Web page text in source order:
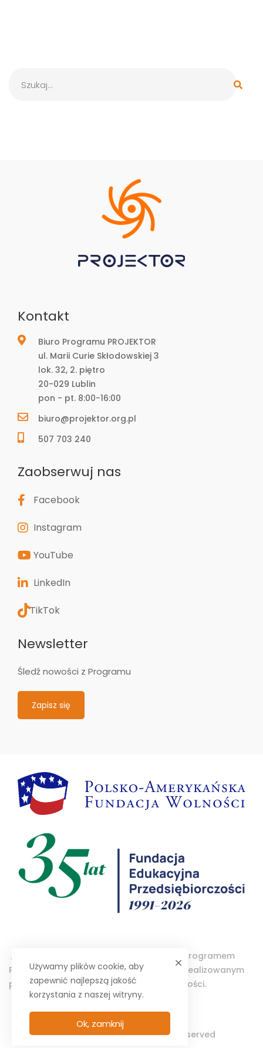
Kontakt
Biuro Programu PROJEKTOR
ul. Marii Curie Skłodowskiej 3
lok. 32, 2. piętro
20-029 Lublin
pon - pt. 8:00-16:00
biuro@projektor.org.pl
507 703 240
Zaobserwuj nas
Facebook
Instagram
YouTube
LinkedIn
TikTok
Newsletter
Śledź nowości z Programu
Zapisz się
„Projektor – Wolontariat Studencki” jest programem
Polsko-Amerykańskiej Fundacji Wolności realizowanym
przez Fundację Edukacyjną Przedsiębiorczości.
© 2025 PROJEKTOR. All Rights Reserved
Używamy plików cookie, aby
zapewnić najlepszą jakość
korzystania z naszej witryny.
Ok, zamknij